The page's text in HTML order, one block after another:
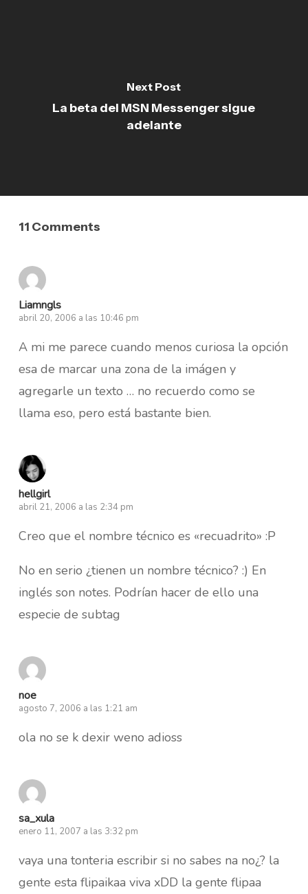
Next Post
La beta del MSN Messenger sigue
adelante
11 Comments
Liamngls
abril 20, 2006 a las 10:46 pm
A mi me parece cuando menos curiosa la opción
esa de marcar una zona de la imágen y
agregarle un texto … no recuerdo como se
llama eso, pero está bastante bien.
hellgirl
abril 21, 2006 a las 2:34 pm
Creo que el nombre técnico es «recuadrito» :P
No en serio ¿tienen un nombre técnico? :) En
inglés son notes. Podrían hacer de ello una
especie de subtag
noe
agosto 7, 2006 a las 1:21 am
ola no se k dexir weno adioss
sa_xula
enero 11, 2007 a las 3:32 pm
vaya una tonteria escribir si no sabes na no¿? la
gente esta flipaikaa viva xDD la gente flipaa